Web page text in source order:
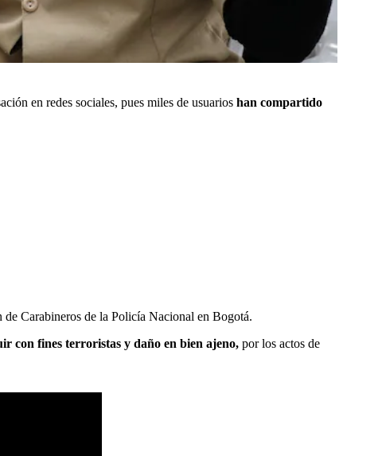
en redes sociales, pues miles de usuarios han compartido
Carabineros de la Policía Nacional en Bogotá.
con fines terroristas y daño en bien ajeno, por los actos de